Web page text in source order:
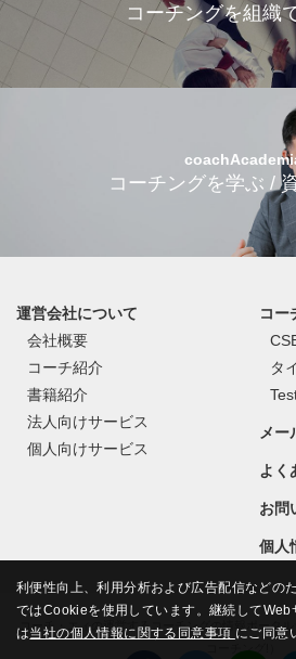
コーチングを組織
コーチングを学ぶ /
運営会社について
会社概要
コーチ紹介
書籍紹介
法人向けサービス
個人向けサービス
コー
タ
メー
よく
お問
個人
コーチ・エィの運営するコーチングの情報ポータ
コーチング!）
利便性向上、利用分析および広告配信などの
ではCookieを使用しています。継続してWeb
は当社の個人情報に関する同意事項 にご同意